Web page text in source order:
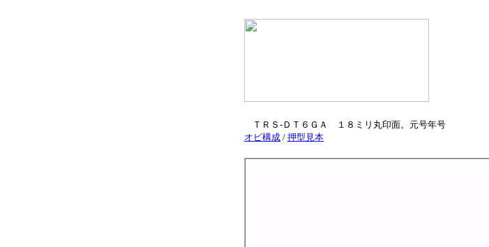
ＴＲＳ-ＤＴ６ＧＡ １８ミリ丸印面。元号年号
オビ構成 / 押型見本